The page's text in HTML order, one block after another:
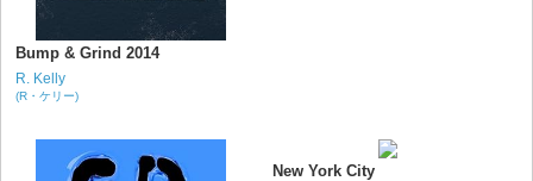
Bump & Grind 2014
R. Kelly
(R・ケリー)
New York City